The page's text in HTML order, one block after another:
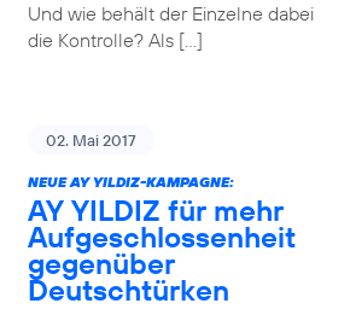
Und wie behält der Einzelne dabei
die Kontrolle? Als […]
02. Mai 2017
NEUE AY YILDIZ-KAMPAGNE:
AY YILDIZ für mehr
Aufgeschlossenheit
gegenüber
Deutschtürken